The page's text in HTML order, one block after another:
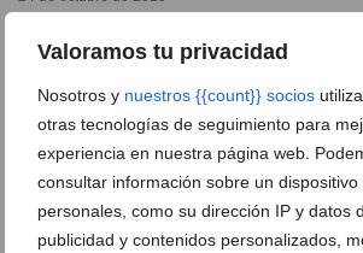
Valoramos tu privacidad
Nosotros y nuestros {{count}} socios
otras tecnologías de seguimiento para
experiencia en nuestra página web.
consultar información sobre un
personales, como su dirección IP y datos
publicidad y contenidos personalizados,